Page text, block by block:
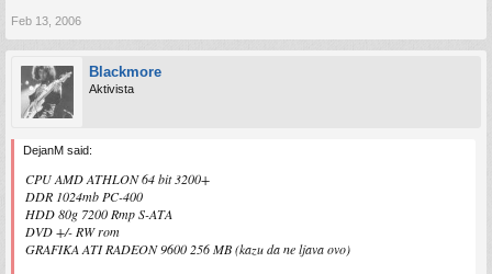
Feb 13, 2006
Blackmore
Aktivista
DejanM said:
CPU AMD ATHLON 64 bit 3200+
DDR 1024mb PC-400
HDD 80g 7200 Rmp S-ATA
DVD +/- RW rom
GRAFIKA ATI RADEON 9600 256 MB (kazu da ne ljava ovo)